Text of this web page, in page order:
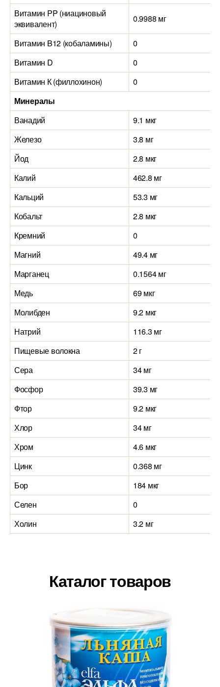
Витамин PP (ниациновый
эквивалент)
0.9988 мг
Витамин B12 (кобаламины)
0
Витамин D
0
Витамин К (филлохинон)
0
Минералы
Ванадий
9.1 мкг
Железо
3.8 мг
Йод
2.8 мкг
Калий
462.8 мг
Кальций
53.3 мг
Кобальт
2.8 мкг
Кремний
0
Магний
49.4 мг
Марганец
0.1564 мг
Медь
69 мкг
Молибден
9.2 мкг
Натрий
116.3 мг
Пищевые волокна
2 г
Сера
34 мг
Фосфор
39.3 мг
Фтор
9.2 мкг
Хлор
34 мг
Хром
4.6 мкг
Цинк
0.368 мг
Бор
184 мкг
Селен
0
Холин
3.2 мг
Каталог товаров